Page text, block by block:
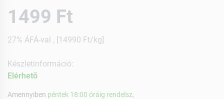
1499 Ft
27% ÁFÁ-val , [14990 Ft/kg]
Készletinformáció:
Elérhetõ
Amennyiben péntek 18:00 óráig rendelsz,